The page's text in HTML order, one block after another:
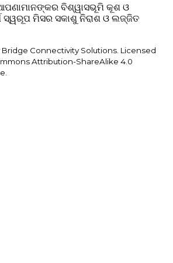
ବିଶ୍ୱାସଭୂମି କୂଶ ଓ
ସ୍ୱରୂପ ମିସର ସକାଶୁ ନିରାଶ ଓ ଲଜ୍ଜିତ
Bridge Connectivity Solutions. Licensed
Attribution-ShareAlike 4.0